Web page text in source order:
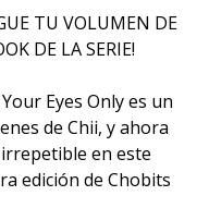
TU VOLUMEN DE
DE LA SERIE!
Eyes Only es un
de Chii, y ahora
en este
edición de Chobits